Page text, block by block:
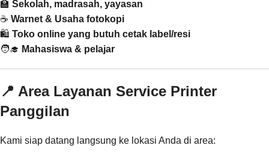
🏫 Sekolah, madrasah, yayasan
☕ Warnet & Usaha fotokopi
🛍️ Toko online yang butuh cetak label/resi
🧑‍🎓 Mahasiswa & pelajar
📍 Area Layanan Service Printer
Panggilan
Kami siap datang langsung ke lokasi Anda di area: